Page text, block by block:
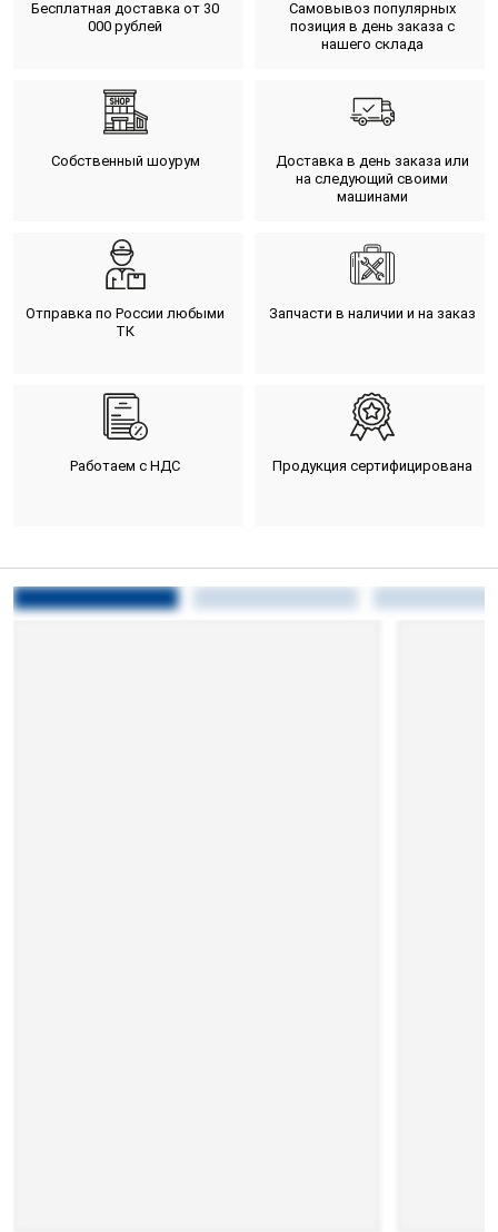
Бесплатная доставка от 30
000 рублей
Самовывоз популярных
позиция в день заказа с
нашего склада
Собственный шоурум
Доставка в день заказа или
на следующий своими
машинами
Отправка по России любыми
ТК
Запчасти в наличии и на заказ
Работаем с НДС Продукция сертифицирована